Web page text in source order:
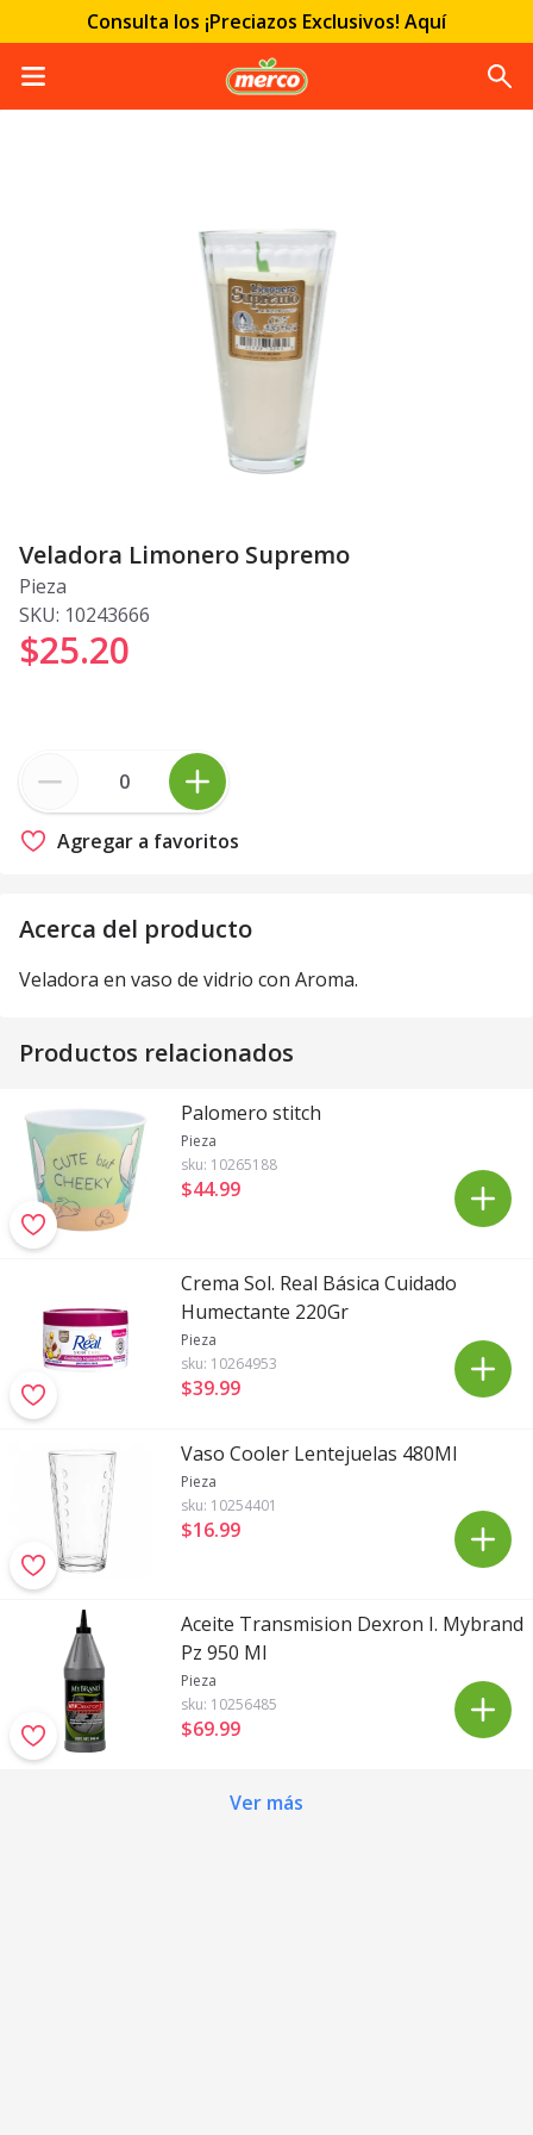
Consulta los ¡Preciazos Exclusivos! Aquí
Veladora Limonero Supremo
Pieza
SKU: 10243666
$25.20
Agregar a favoritos
Acerca del producto
Veladora en vaso de vidrio con Aroma.
Productos relacionados
Palomero stitch
Pieza
sku: 10265188
$44.99
Crema Sol. Real Básica Cuidado
Humectante 220Gr
Pieza
sku: 10264953
$39.99
Vaso Cooler Lentejuelas 480Ml
Pieza
sku: 10254401
$16.99
Aceite Transmision Dexron I. Mybrand
Pz 950 Ml
Pieza
sku: 10256485
$69.99
Ver más